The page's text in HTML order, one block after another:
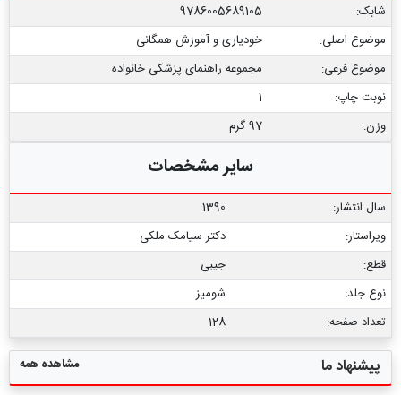
شابک:
9786005689105
موضوع اصلی:
خودیاری و آموزش همگانی
موضوع فرعی:
مجموعه راهنمای پزشکی خانواده
نوبت چاپ:
1
وزن:
97 گرم
سایر مشخصات
سال انتشار:
1390
ویراستار:
دکتر سیامک ملکی
قطع:
جیبی
نوع جلد:
شومیز
تعداد صفحه:
128
پیشنهاد ما مشاهده همه